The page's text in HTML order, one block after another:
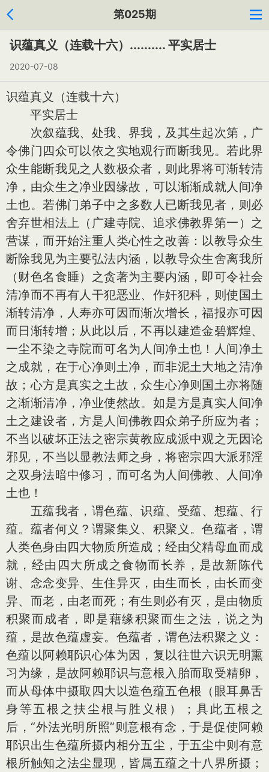
第025期
识蕴真义（连载十六）.......... 平实居士
2020-07-08
识蕴真义（连载十六）
平实居士
次叙蕴我、处我、界我，及其生起次第，广
令佛门四众可以依之实地观行而断我见。若此界
众生能断我见之人数极众者，则此界将可渐转清
净，由众生之净业因缘故，可以渐渐成就人间净
土也。若佛门弟子中之多数人已断我见者，则必
舍弃世相法上（广建寺院、追求佛教界第一）之
营谋，而开始注重人类心性之改善：以教导众生
断除我见为主要弘法内涵，以教导众生舍离我所
（财色名食睡）之贪著为主要内涵，即可令社会
清净而不再有人干犯恶业、作奸犯科，则使国土
渐转清净，人寿亦可因而渐次增长，福报亦可因
而日渐转增；从此以后，不再以建造金碧辉煌、
一尘不染之寺院而可名为人间净土也！人间净土
之成就，在于心净则土净，而非泥土大地之清净
故；心方是真实之土故，众生心净则国土亦将随
之渐渐清净，净业使然故。如是方是真实人间净
土之建设者，方是人间佛教四众弟子所应为者；
不当以破坏正法之密宗黄教应成派中观之无因论
邪见，不当以显教法师之身，将密宗四大派邪淫
之双身法暗中修习，而可名为人间佛教、人间净
土也！
五蕴我者，谓色蕴、识蕴、受蕴、想蕴、行
蕴。蕴者何义？谓聚集义、积聚义。色蕴者，谓
人类色身由四大物质所造成；经由父精母血而成
就，经由四大所成之食物而长养，是故新陈代
谢、念念变异、生住异灭，由生而长，由长而变
异、而老，由老而死；有生则必有灭，是由物质
积聚而成者，即是藉缘积聚而生之法，说之为
蕴，是故色蕴虚妄。色蕴者，谓色法积聚之义：
色蕴以阿赖耶识心体为因，复以往世六识无明熏
习为缘，是故阿赖耶识与意根入胎而取受精卵，
而从母体中摄取四大以造色蕴五色根（眼耳鼻舌
身等五根之扶尘根与胜义根）；具此五根之
后，“外法光明所照”则意根有念，于是促使阿赖
耶识出生色蕴所摄内相分五尘，于五尘中则有意
根所触知之法尘显现，皆属五蕴之十八界所摄；